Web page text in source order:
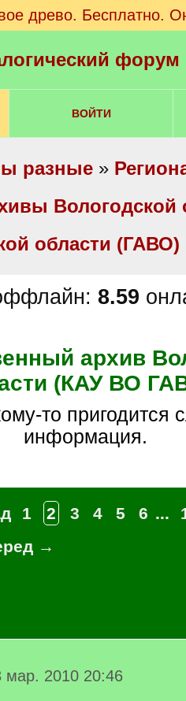
древо. Бесплатно.
ВОЙТИ
разные »
Вологодской
области (ГАВО)
8.59
архив
(КАУ ВО
информация.
1 2 3 4 5 6 ...
→
мар. 2010 20:46